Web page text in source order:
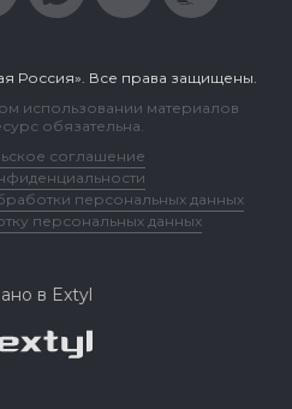
Россия». Все права защищены.
использовании материалов
обязательна.
соглашение
персональных данных
персональных данных
в Extyl